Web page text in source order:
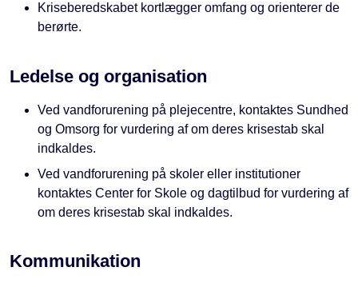
Kriseberedskabet kortlægger omfang og orienterer de
berørte.
Ledelse og organisation
Ved vandforurening på plejecentre, kontaktes Sundhed
og Omsorg for vurdering af om deres krisestab skal
indkaldes.
Ved vandforurening på skoler eller institutioner
kontaktes Center for Skole og dagtilbud for vurdering af
om deres krisestab skal indkaldes.
Kommunikation